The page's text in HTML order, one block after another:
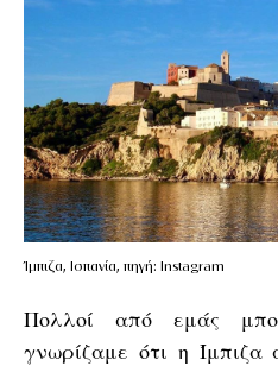
Ίμπιζα, Ισπανία, πηγή: Instagram
Πολλοί από εμάς
γνωρίζαμε ότι η